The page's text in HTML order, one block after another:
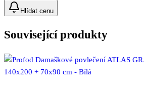
Hlídat cenu
Související produkty